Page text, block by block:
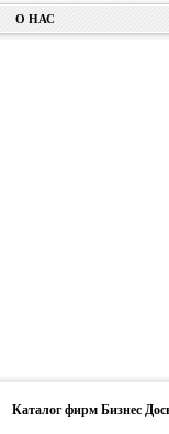
О НАС
Каталог фирм Бизнес